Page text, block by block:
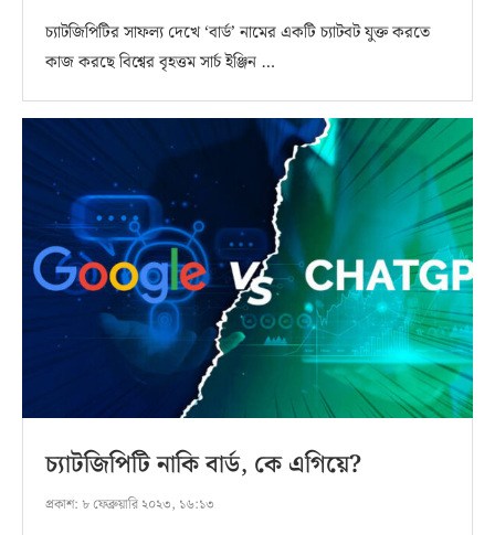
চ্যাটজিপিটির সাফল্য দেখে ‘বার্ড’ নামের একটি চ্যাটবট যুক্ত করতে
কাজ করছে বিশ্বের বৃহত্তম সার্চ ইঞ্জিন …
চ্যাটজিপিটি নাকি বার্ড, কে এগিয়ে?
প্রকাশ: ৮ ফেব্রুয়ারি ২০২৩, ১৬:১৩